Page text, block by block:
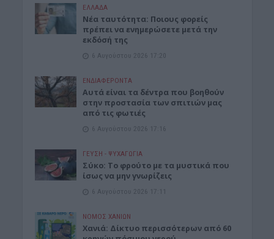
ΕΛΛΑΔΑ
Νέα ταυτότητα: Ποιους φορείς
πρέπει να ενημερώσετε μετά την
εκδόσή της
6 Αυγούστου 2026 17:20
ΕΝΔΙΑΦΕΡΟΝΤΑ
Αυτά είναι τα δέντρα που βοηθούν
στην προστασία των σπιτιών μας
από τις φωτιές
6 Αυγούστου 2026 17:16
ΓΕΎΣΗ - ΨΥΧΑΓΩΓΊΑ
Σύκο: Το φρούτο με τα μυστικά που
ίσως να μην γνωρίζεις
6 Αυγούστου 2026 17:11
ΝΟΜΌΣ ΧΑΝΊΩΝ
Xανιά: Δίκτυο περισσότερων από 60